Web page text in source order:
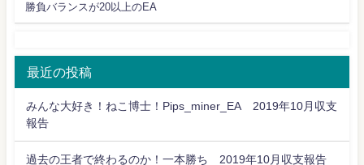
勝負バランスが20以上のEA
最近の投稿
みんな大好き！ねこ博士！Pips_miner_EA 2019年10月収支
報告
過去の王者で終わるのか！一本勝ち 2019年10月収支報告